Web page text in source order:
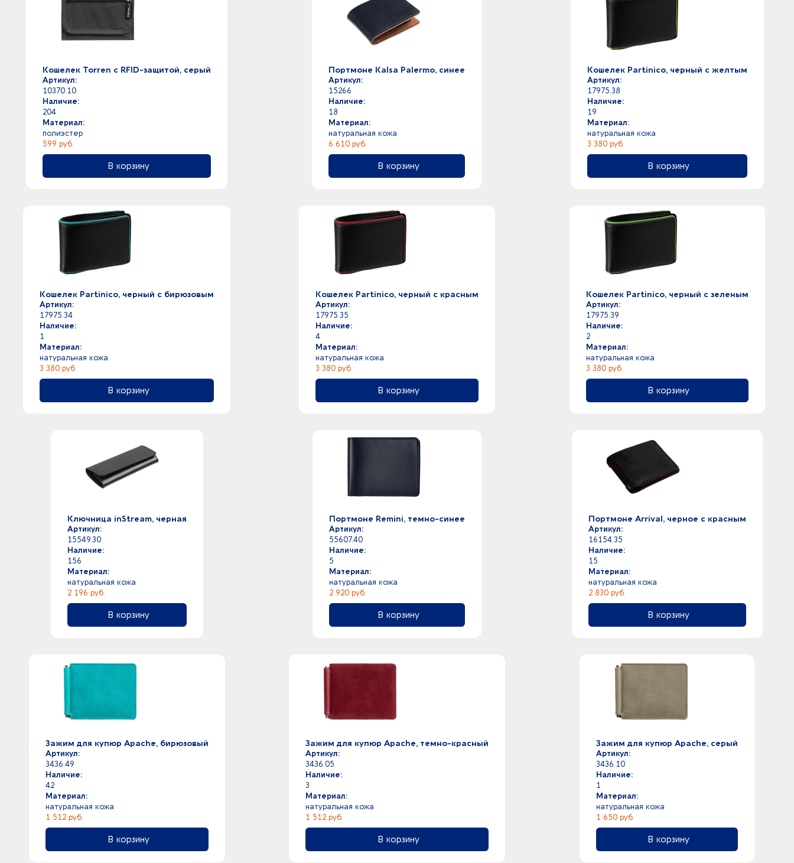
Кошелек Torren с RFID-защитой, серый
Артикул:
10370.10
Наличие:
204
Материал:
полиэстер
599 руб.
В корзину
Портмоне Kalsa Palermo, синее
Артикул:
15266
Наличие:
18
Материал:
натуральная кожа
6 610 руб.
В корзину
Кошелек Partinico, черный с желтым
Артикул:
17975.38
Наличие:
19
Материал:
натуральная кожа
3 380 руб.
В корзину
Кошелек Partinico, черный с бирюзовым
Артикул:
17975.34
Наличие:
1
Материал:
натуральная кожа
3 380 руб.
В корзину
Кошелек Partinico, черный с красным
Артикул:
17975.35
Наличие:
4
Материал:
натуральная кожа
3 380 руб.
В корзину
Кошелек Partinico, черный с зеленым
Артикул:
17975.39
Наличие:
2
Материал:
натуральная кожа
3 380 руб.
В корзину
Ключница inStream, черная
Артикул:
15549.30
Наличие:
156
Материал:
натуральная кожа
2 196 руб.
В корзину
Портмоне Remini, темно-синее
Артикул:
55607.40
Наличие:
5
Материал:
натуральная кожа
2 920 руб.
В корзину
Портмоне Arrival, черное с красным
Артикул:
16154.35
Наличие:
15
Материал:
натуральная кожа
2 830 руб.
В корзину
Зажим для купюр Apache, бирюзовый
Артикул:
3436.49
Наличие:
42
Материал:
натуральная кожа
1 512 руб.
В корзину
Зажим для купюр Apache, темно-красный
Артикул:
3436.05
Наличие:
3
Материал:
натуральная кожа
1 512 руб.
В корзину
Зажим для купюр Apache, серый
Артикул:
3436.10
Наличие:
1
Материал:
натуральная кожа
1 650 руб.
В корзину